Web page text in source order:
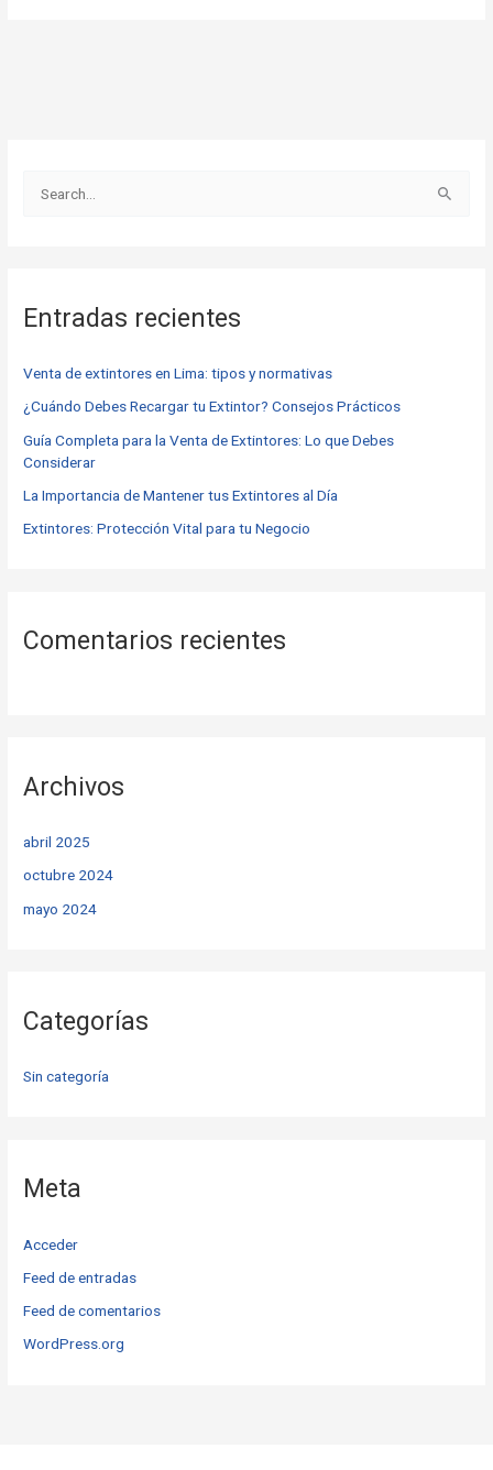
a
p
o
r
:
Entradas recientes
Venta de extintores en Lima: tipos y normativas
¿Cuándo Debes Recargar tu Extintor? Consejos Prácticos
Guía Completa para la Venta de Extintores: Lo que Debes
Considerar
La Importancia de Mantener tus Extintores al Día
Extintores: Protección Vital para tu Negocio
Comentarios recientes
Archivos
abril 2025
octubre 2024
mayo 2024
Categorías
Sin categoría
Meta
Acceder
Feed de entradas
Feed de comentarios
WordPress.org